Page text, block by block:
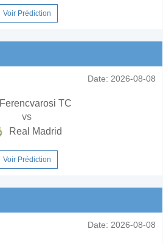
Voir Prédiction
Date: 2026-08-08
Ferencvarosi TC
vs
Real Madrid
Voir Prédiction
Date: 2026-08-08